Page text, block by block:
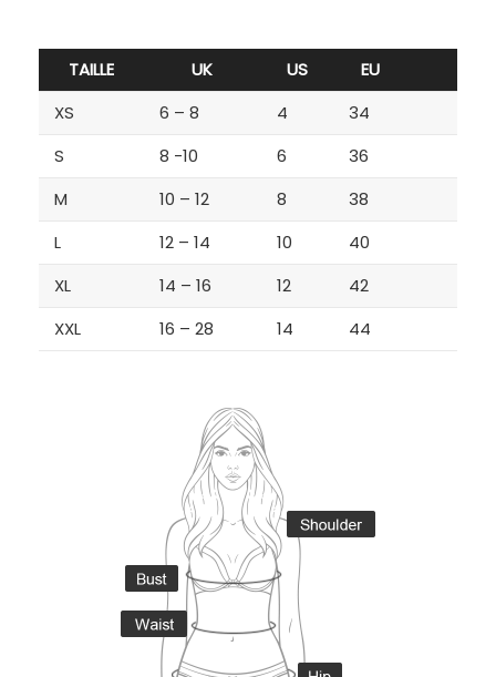
TAILLE UK US
EU
XS
6 – 8 4
34
S
8 -10 6
36
M
10 – 12 8
38
L
12 – 14 10
40
XL
14 – 16 12
42
XXL
16 – 28 14 44